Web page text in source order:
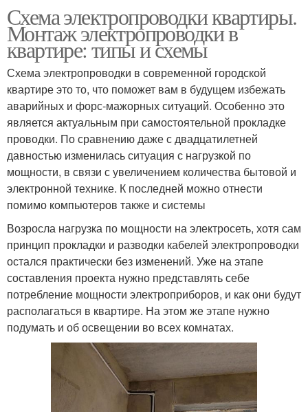
Схема электропроводки квартиры.
Монтаж электропроводки в
квартире: типы и схемы
Схема электропроводки в современной городской
квартире это то, что поможет вам в будущем избежать
аварийных и форс-мажорных ситуаций. Особенно это
является актуальным при самостоятельной прокладке
проводки. По сравнению даже с двадцатилетней
давностью изменилась ситуация с нагрузкой по
мощности, в связи с увеличением количества бытовой и
электронной технике. К последней можно отнести
помимо компьютеров также и системы
Возросла нагрузка по мощности на электросеть, хотя сам
принцип прокладки и разводки кабелей электропроводки
остался практически без изменений. Уже на этапе
составления проекта нужно представлять себе
потребление мощности электроприборов, и как они будут
располагаться в квартире. На этом же этапе нужно
подумать и об освещении во всех комнатах.